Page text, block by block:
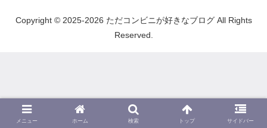
Copyright © 2025-2026 ただコンビニが好きなブログ All Rights
Reserved.
メニュー ホーム 検索 トップ サイドバー